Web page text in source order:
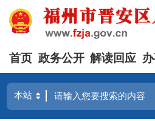
首页 政务公开 解读回应